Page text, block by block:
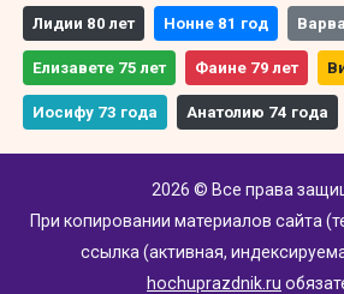
Лидии 80 лет Нонне 81 год
Елизавете 75 лет Фаине 79 лет
Иосифу 73 года Анатолию 74 года
2026 © Все права
При копировании материалов сайта
ссылка (активная,
hochuprazdnik.ru